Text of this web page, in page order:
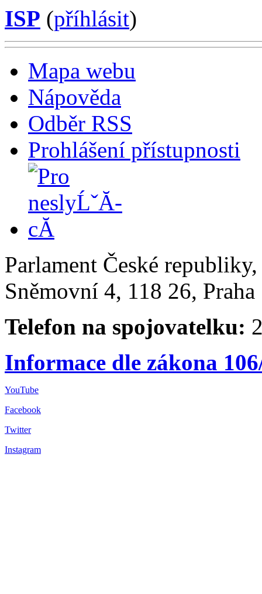
ISP (příhlásit)
Mapa webu
Nápověda
Odběr RSS
Prohlášení přístupnosti
Parlament České
Sněmovní 4, 118 26,
Telefon na spojovatelku:
Informace dle zákona
YouTube
Facebook
Twitter
Instagram